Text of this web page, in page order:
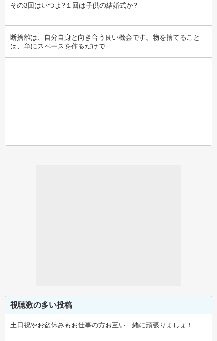
その3回はいつよ?１回は子供の結婚式か?
断捨離は、自分自身と向き合う良い機会です。物を捨てること
は、単にスペースを作るだけで…
視聴数の多い投稿
土日祝やお盆休みもお仕事の方お互い一緒に頑張りましょ！